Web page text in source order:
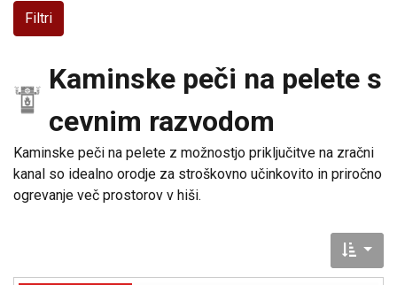
Filtri
Kaminske peči na pelete s
cevnim razvodom
Kaminske peči na pelete z možnostjo priključitve na zračni
kanal so idealno orodje za stroškovno učinkovito in priročno
ogrevanje več prostorov v hiši.